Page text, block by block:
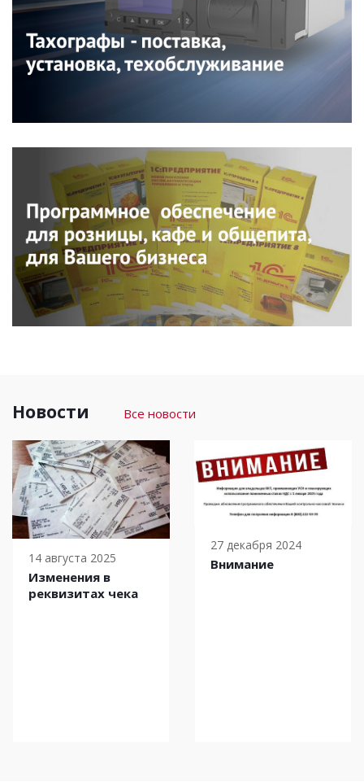
Новости Все новости
14 августа 2025
Изменения в
реквизитах чека
27 декабря 2024
Внимание